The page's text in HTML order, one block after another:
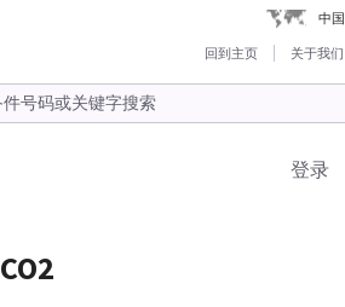
中国
回到主页 关于我们
登录